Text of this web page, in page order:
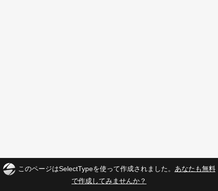
このページはSelectTypeを使って作成されました。 あなたも無料
で作成してみませんか？